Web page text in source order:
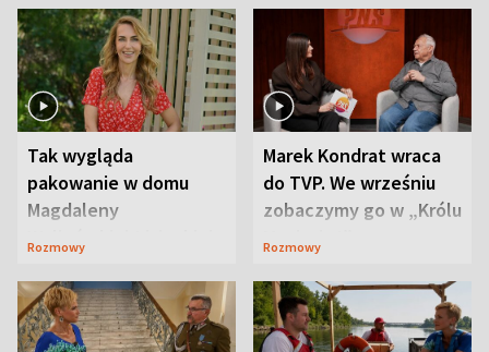
Tak wygląda
pakowanie w domu
Magdaleny
Waligórskiej-Lisieckiej.
Rozmowy
Marek Kondrat wraca
do TVP. We wrześniu
zobaczymy go w „Królu
Maciusiu I”
Rozmowy